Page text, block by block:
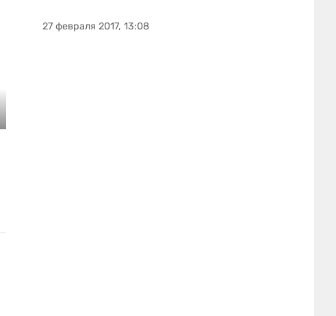
27 февраля 2017, 13:08